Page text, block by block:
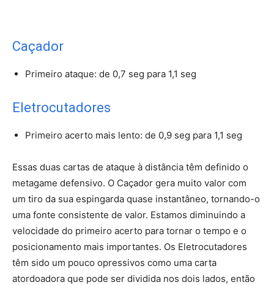
Caçador
Primeiro ataque: de 0,7 seg para 1,1 seg
Eletrocutadores
Primeiro acerto mais lento: de 0,9 seg para 1,1 seg
Essas duas cartas de ataque à distância têm definido o
metagame defensivo. O Caçador gera muito valor com
um tiro da sua espingarda quase instantâneo, tornando-o
uma fonte consistente de valor. Estamos diminuindo a
velocidade do primeiro acerto para tornar o tempo e o
posicionamento mais importantes. Os Eletrocutadores
têm sido um pouco opressivos como uma carta
atordoadora que pode ser dividida nos dois lados, então